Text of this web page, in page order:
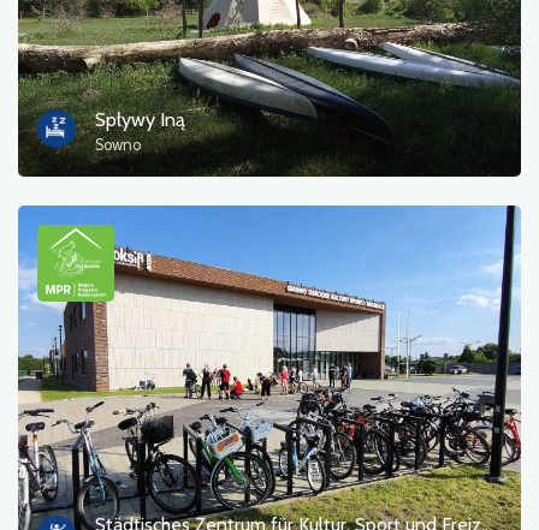
Spływy Iną
Sowno
Städtisches Zentrum für Kultur, Sport und Freizeit in Przecław